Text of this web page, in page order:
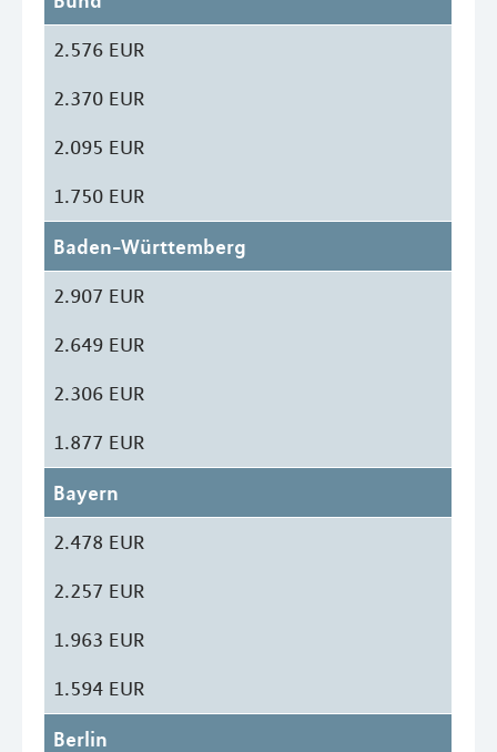
2.576 EUR
2.370 EUR
2.095 EUR
1.750 EUR
Baden-Württemberg
2.907 EUR
2.649 EUR
2.306 EUR
1.877 EUR
Bayern
2.478 EUR
2.257 EUR
1.963 EUR
1.594 EUR
Berlin